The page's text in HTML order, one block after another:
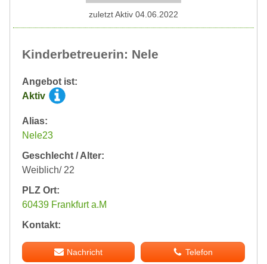
Kinderbetreuerin: Nele
Angebot ist:
Aktiv
Alias:
Nele23
Geschlecht / Alter:
Weiblich/ 22
PLZ Ort:
60439 Frankfurt a.M
Kontakt:
Nachricht Telefon
zuletzt Aktiv 04.06.2022